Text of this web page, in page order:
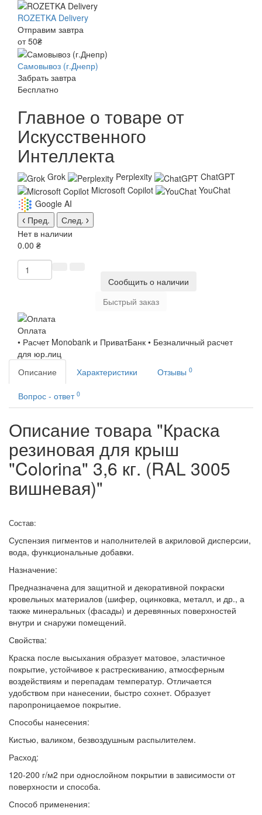
ROZETKA Delivery
Отправим завтра
от 50₴
Самовывоз (г.Днепр)
Забрать завтра
Бесплатно
Главное о товаре от
Искусственного
Интеллекта
Grok Perplexity
ChatGPT
Microsoft Copilot
YouChat
Google AI
Пред.
След.
Нет в наличии
0.00 ₴
Сообщить о наличии
Быстрый заказ
Оплата
• Расчет Monobank и ПриватБанк • Безналичный расчет
для юр.лиц
Описание
Характеристики Отзывы 0
Вопрос - ответ 0
Описание товара "Краска
резиновая для крыш
"Colorina" 3,6 кг. (RAL 3005
вишневая)"
Состав:
Суспензия пигментов и наполнителей в акриловой дисперсии,
вода, функциональные добавки.
Назначение:
Предназначена для защитной и декоративной покраски
кровельных материалов (шифер, оцинковка, металл, и др., а
также минеральных (фасады) и деревянных поверхностей
внутри и снаружи помещений.
Свойства:
Краска после высыхания образует матовое, эластичное
покрытие, устойчивое к растрескиванию, атмосферным
воздействиям и перепадам температур. Отличается
удобством при нанесении, быстро сохнет. Образует
паропроницаемое покрытие.
Способы нанесения:
Кистью, валиком, безвоздушным распылителем.
Расход:
120-200 г/м2 при однослойном покрытии в зависимости от
поверхности и способа.
Способ применения: